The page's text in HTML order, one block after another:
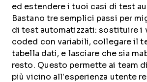
ed estendere i tuoi casi di test
Bastano tre semplici passi per
di test automatizzati: sostituire i
coded con variabili, collegare il
tabella dati, e lasciare che sia
resto. Questo permette ai team
più vicino all’esperienza utente